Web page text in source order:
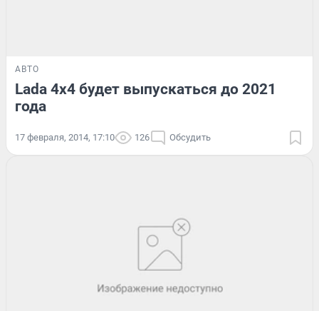
АВТО
Lada 4х4 будет выпускаться до 2021
года
17 февраля, 2014, 17:10 126 Обсудить